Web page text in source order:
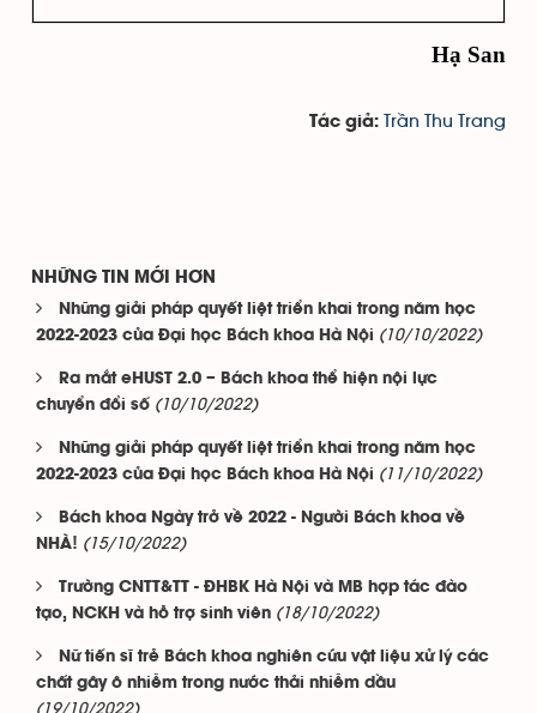
Hạ San
Tác giả: Trần Thu Trang
NHỮNG TIN MỚI HƠN
Những giải pháp quyết liệt triển khai trong năm học
2022-2023 của Đại học Bách khoa Hà Nội (10/10/2022)
Ra mắt eHUST 2.0 – Bách khoa thể hiện nội lực
chuyển đổi số (10/10/2022)
Những giải pháp quyết liệt triển khai trong năm học
2022-2023 của Đại học Bách khoa Hà Nội (11/10/2022)
Bách khoa Ngày trở về 2022 - Người Bách khoa về
NHÀ! (15/10/2022)
Trường CNTT&TT - ĐHBK Hà Nội và MB hợp tác đào
tạo, NCKH và hỗ trợ sinh viên (18/10/2022)
Nữ tiến sĩ trẻ Bách khoa nghiên cứu vật liệu xử lý các
chất gây ô nhiễm trong nước thải nhiễm dầu
(19/10/2022)